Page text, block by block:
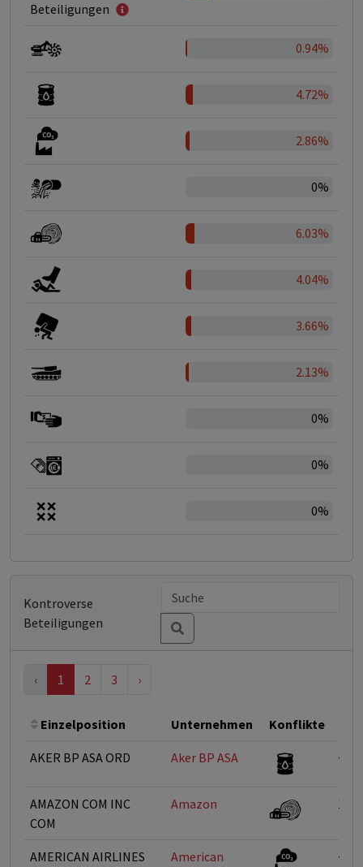
Beteiligungen
0.94%
4.72%
2.86%
0%
6.03%
4.04%
3.66%
2.13%
0%
0%
0%
Kontroverse
Beteiligungen
‹ 1 2 3 ›
Einzelposition Unternehmen Konflikte
AKER BP ASA ORD Aker BP ASA <1%
AMAZON COM INC
COM
Amazon 1-
AMERICAN AIRLINES
American
<1%